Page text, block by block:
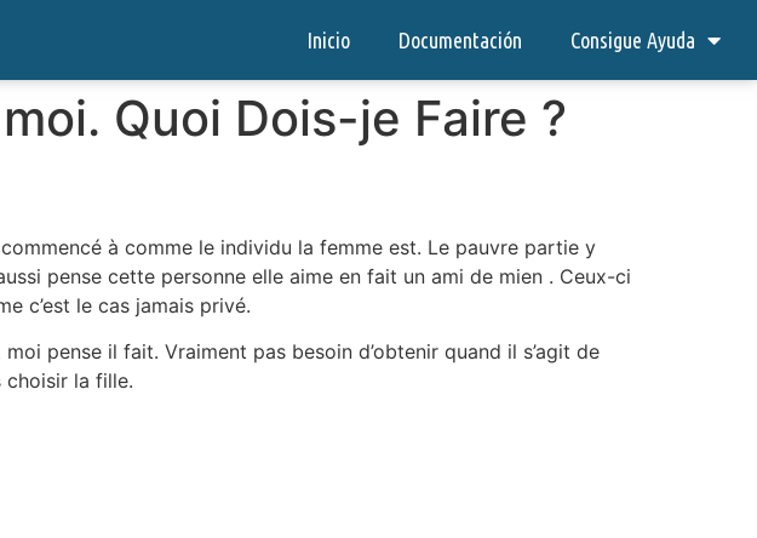
Inicio Documentación Consigue Ayuda
Quoi Dois-je Faire ?
à comme le individu la femme est. Le pauvre partie y
pense cette personne elle aime en fait un ami de mien . Ceux-ci
c’est le cas jamais privé.
pense il fait. Vraiment pas besoin d’obtenir quand il s’agit de
choisir la fille.